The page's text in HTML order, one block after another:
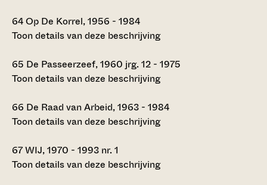
64Op De Korrel, 1956 - 1984
Toon details van deze beschrijving
65 De Passeerzeef, 1960 jrg. 12 - 1975
Toon details van deze beschrijving
66 De Raad van Arbeid, 1963 - 1984
Toon details van deze beschrijving
67WIJ, 1970 - 1993 nr. 1
Toon details van deze beschrijving